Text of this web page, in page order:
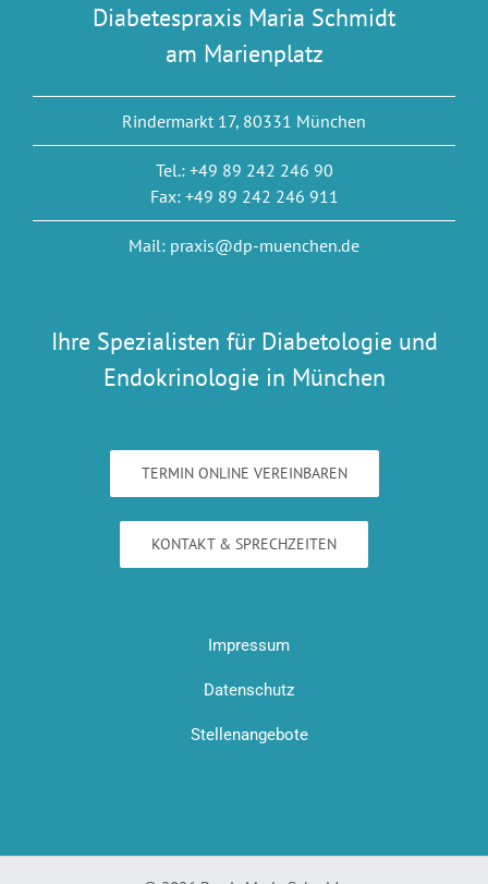
Diabetespraxis Maria Schmidt
am Marienplatz
Rindermarkt 17, 80331 München
Tel.: +49 89 242 246 90
Fax: +49 89 242 246 911
Mail: praxis@dp-muenchen.de
Ihre Spezialisten für Diabetologie und
Endokrinologie in München
TERMIN ONLINE VEREINBAREN
KONTAKT & SPRECHZEITEN
Impressum
Datenschutz
Stellenangebote